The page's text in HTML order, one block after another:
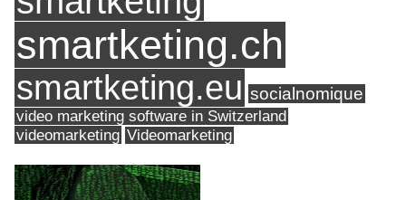
smartketing.ch
smartketing.eu socialnomique
video marketing software in Switzerland
videomarketing Videomarketing